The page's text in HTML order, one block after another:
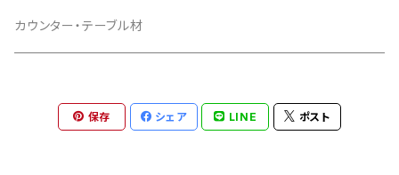
カウンター・テーブル材
保存 シェア LINE ポスト